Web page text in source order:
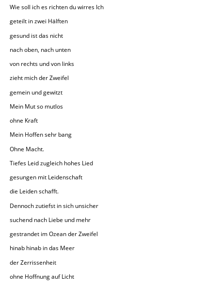
Wie soll ich es richten du wirres Ich
geteilt in zwei Hälften
gesund ist das nicht
nach oben, nach unten
von rechts und von links
zieht mich der Zweifel
gemein und gewitzt
Mein Mut so mutlos
ohne Kraft
Mein Hoffen sehr bang
Ohne Macht.
Tiefes Leid zugleich hohes Lied
gesungen mit Leidenschaft
die Leiden schafft.
Dennoch zutiefst in sich unsicher
suchend nach Liebe und mehr
gestrandet im Ozean der Zweifel
hinab hinab in das Meer
der Zerrissenheit
ohne Hoffnung auf Licht